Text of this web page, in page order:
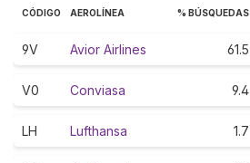
CÓDIGO AEROLÍNEA % BÚSQUEDAS
9V Avior Airlines 61.5
V0 Conviasa 9.4
LH Lufthansa 1.7